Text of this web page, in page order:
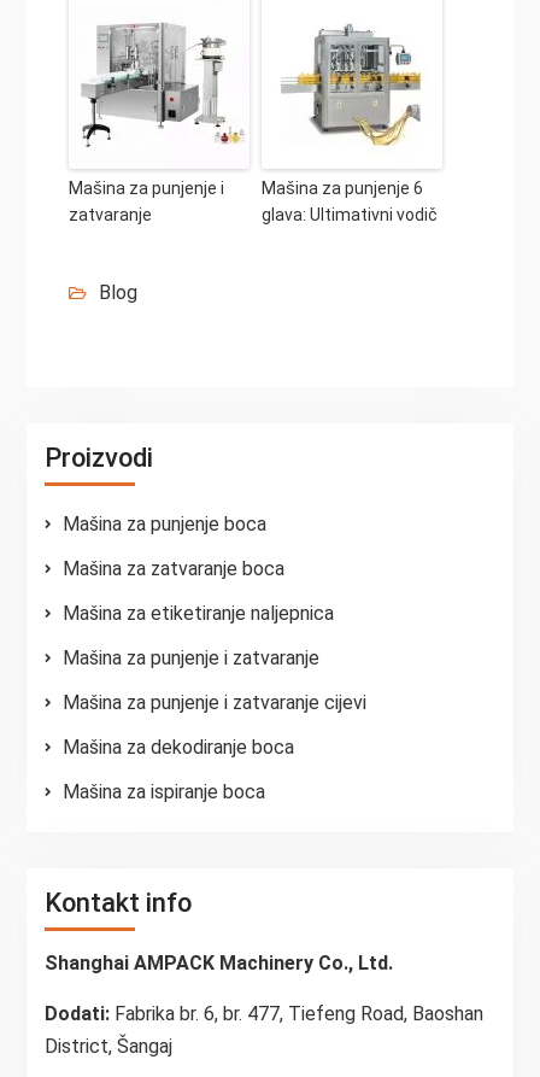
Mašina za punjenje i
zatvaranje
Mašina za punjenje 6
glava: Ultimativni vodič
Blog
Proizvodi
Mašina za punjenje boca
Mašina za zatvaranje boca
Mašina za etiketiranje naljepnica
Mašina za punjenje i zatvaranje
Mašina za punjenje i zatvaranje cijevi
Mašina za dekodiranje boca
Mašina za ispiranje boca
Kontakt info
Shanghai AMPACK Machinery Co., Ltd.
Dodati:Fabrika br. 6, br. 477, Tiefeng Road, Baoshan
District, Šangaj